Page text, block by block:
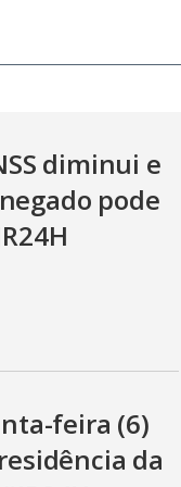
diminui e
pode
feira (6)
da